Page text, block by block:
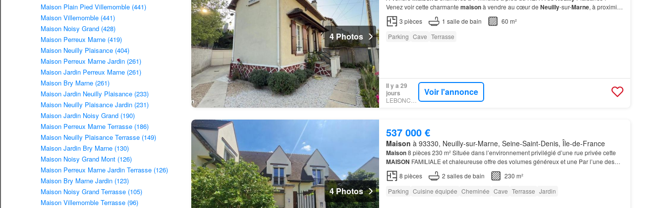
Maison Plain Pied Villemomble (441)
Maison Villemomble (441)
Maison Noisy Grand (428)
Maison Perreux Marne (419)
Maison Neuilly Plaisance (404)
Maison Perreux Marne Jardin (261)
Maison Jardin Perreux Marne (261)
Maison Bry Marne (261)
Maison Jardin Neuilly Plaisance (233)
Maison Neuilly Plaisance Jardin (231)
Maison Jardin Noisy Grand (190)
Maison Perreux Marne Terrasse (186)
Maison Neuilly Plaisance Terrasse (149)
Maison Jardin Bry Marne (130)
Maison Noisy Grand Mont (126)
Maison Perreux Marne Jardin Terrasse (126)
Maison Bry Marne Jardin (123)
Maison Noisy Grand Terrasse (105)
Maison Villemomble Terrasse (96)
4 Photos
Venez voir cette charmante maisonà vendre au cœur de Neuilly-sur-Marne, à proximité
d'une école et des transports en commun.…
3 pièces 1 salle de bain
60 m²
Parking Cave Terrasse
Il y a 29
jours
Voir l'annonce
4 Photos
537 000 €
Maison à 93330, Neuilly-sur-Marne, Seine-Saint-Denis, Île-de-France
Maison8 pièces 230 m² Située dans l’environnement privilégié d’une rue privée cette
MAISON FAMILIALE et chaleureuse offre des volumes généreux et une Par l’une des
portes fenêtres, vous accédez à la
terrasse
8 pièces 2 salles de bain
230 m²
Parking Cuisine équipée Cheminée Cave Terrasse Jardin